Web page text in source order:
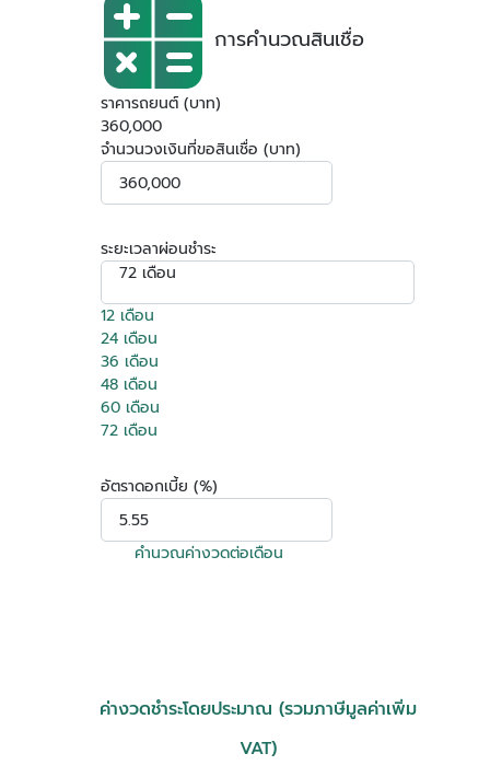
การคำนวณสินเชื่อ
ราคารถยนต์ (บาท)
360,000
จำนวนวงเงินที่ขอสินเชื่อ (บาท)
ระยะเวลาผ่อนชำระ
72 เดือน
12 เดือน
24 เดือน
36 เดือน
48 เดือน
60 เดือน
72 เดือน
อัตราดอกเบี้ย (%)
คำนวณค่างวดต่อเดือน
ค่างวดชำระโดยประมาณ (รวมภาษีมูลค่าเพิ่ม
VAT)